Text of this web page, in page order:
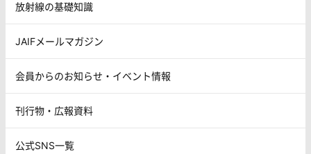
放射線の基礎知識
JAIFメールマガジン
会員からのお知らせ・イベント情報
刊行物・広報資料
公式SNS一覧